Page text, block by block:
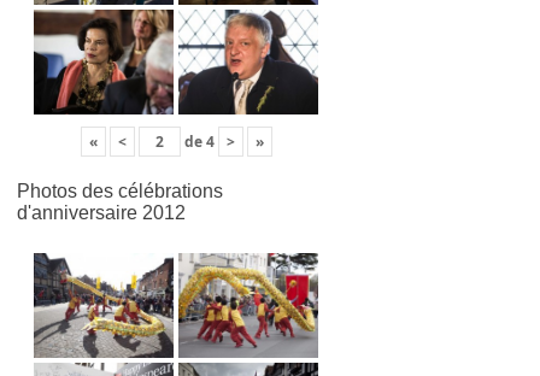
« < de4 > »
Photos des célébrations
d'anniversaire 2012